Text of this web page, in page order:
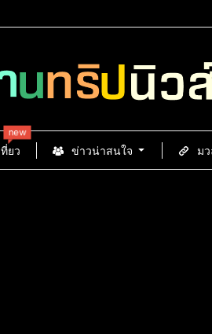
ยว
new
ข่าวน่าสนใจ ม